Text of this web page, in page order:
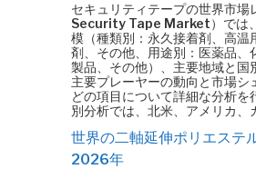
セキュリティテープの世界市
Security Tape Market）では
模（種類別：永久接着剤、高温
剤、その他、用途別：医薬品、
製品、その他）、主要地域と国
主要プレーヤーの動向と市場シ
どの項目について詳細な分析を
別分析では、北米、アメリカ
世界の二軸延伸ポリエステ
2026年